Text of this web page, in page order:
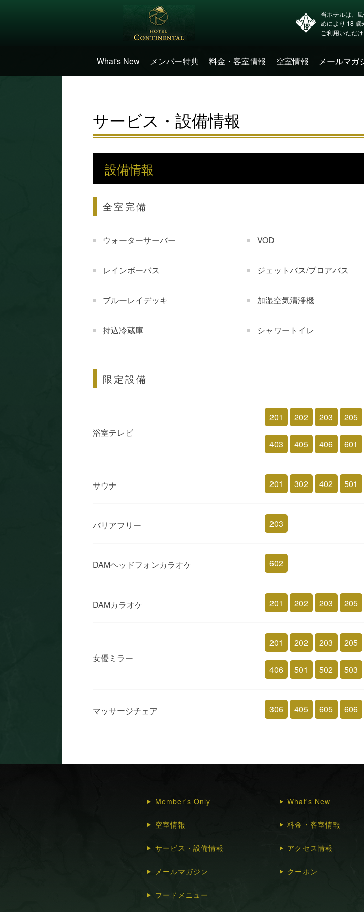
当ホテルは、
めにより 18 歳
ご利用いただけ
What's New メンバー特典 料金・客室情報 空室情報 メールマガ
サービス・設備情報
設備情報
全室完備
ウォーターサーバー VOD
レインボーバス ジェットバス/ブロアバス
ブルーレイデッキ 加湿空気清浄機
持込冷蔵庫 シャワートイレ
限定設備
浴室テレビ
201 202 203 205
403 405 406 601
サウナ 201 302 402 501
バリアフリー 203
DAMヘッドフォンカラオケ 602
DAMカラオケ 201 202 203 205
女優ミラー
201 202 203 205
406 501 502 503
マッサージチェア 306 405 605 606
Member's Only What's New
空室情報 料金・客室情報
サービス・設備情報 アクセス情報
メールマガジン クーポン
フードメニュー